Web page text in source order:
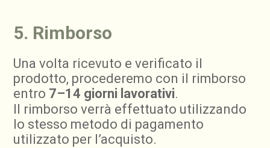
5. Rimborso
Una volta ricevuto e verificato il
prodotto, procederemo con il rimborso
entro 7–14 giorni lavorativi.
Il rimborso verrà effettuato utilizzando
lo stesso metodo di pagamento
utilizzato per l’acquisto.